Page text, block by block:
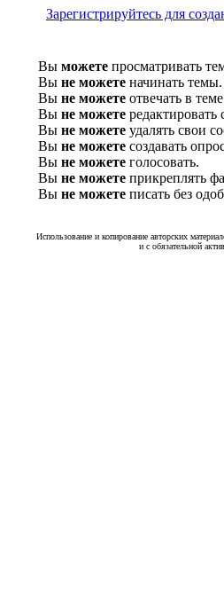
Зарегистрируйтесь для
Вы можете просматривать
Вы не можете начинать темы.
Вы не можете отвечать в
Вы не можете
Вы не можете удалять свои
Вы не можете создавать
Вы не можете голосовать.
Вы не можете прикреплять
Вы не можете писать без
Использование и копирование авторских
и с обязательной